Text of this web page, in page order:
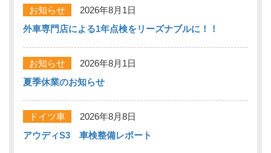
お知らせ
2026年8月1日
外車専門店による1年点検をリーズナブルに！！
お知らせ
2026年8月1日
夏季休業のお知らせ
ドイツ車
2026年8月8日
アウディS3 車検整備レポート